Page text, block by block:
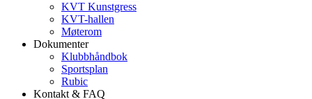
KVT Kunstgress
KVT-hallen
Møterom
Dokumenter
Klubbhåndbok
Sportsplan
Rubic
Kontakt & FAQ